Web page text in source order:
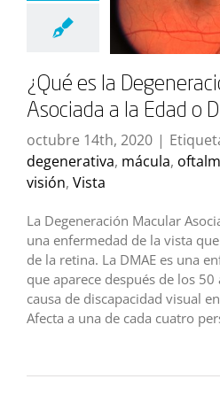
¿Qué es la
Asociada a la Edad o
octubre 14th, 2020 |
degenerativa, mácula,
visión, Vista
La Degeneración Macular
una enfermedad de la vista
de la retina. La DMAE es una
que aparece después de los
causa de discapacidad visual
Afecta a una de cada cuatro